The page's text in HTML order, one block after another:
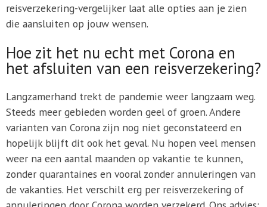
reisverzekering-vergelijker laat alle opties aan je zien
die aansluiten op jouw wensen.
Hoe zit het nu echt met Corona en
het afsluiten van een reisverzekering?
Langzamerhand trekt de pandemie weer langzaam weg.
Steeds meer gebieden worden geel of groen. Andere
varianten van Corona zijn nog niet geconstateerd en
hopelijk blijft dit ook het geval. Nu hopen veel mensen
weer na een aantal maanden op vakantie te kunnen,
zonder quarantaines en vooral zonder annuleringen van
de vakanties. Het verschilt erg per reisverzekering of